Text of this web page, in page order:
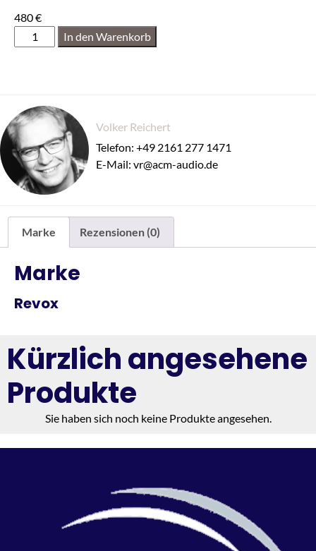
480€
In den Warenkorb
Volker Reichert
Telefon: +49 2161 277 1471
E-Mail: vr@acm-audio.de
Marke Rezensionen (0)
Marke
Revox
Kürzlich angesehene
Produkte
Sie haben sich noch keine Produkte angesehen.